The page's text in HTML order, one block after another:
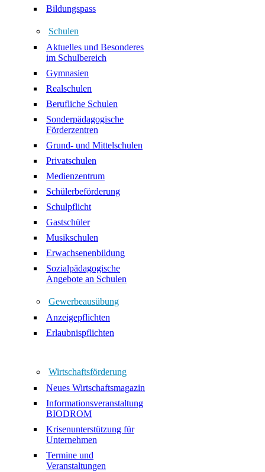
Bildungspass
Schulen
Aktuelles und Besonderes
im Schulbereich
Gymnasien
Realschulen
Berufliche Schulen
Sonderpädagogische
Förderzentren
Grund- und Mittelschulen
Privatschulen
Medienzentrum
Schülerbeförderung
Schulpflicht
Gastschüler
Musikschulen
Erwachsenenbildung
Sozialpädagogische
Angebote an Schulen
Gewerbeausübung
Anzeigepflichten
Erlaubnispflichten
Wirtschaftsförderung
Neues Wirtschaftsmagazin
Informationsveranstaltung
BIODROM
Krisenunterstützung für
Unternehmen
Termine und
Veranstaltungen